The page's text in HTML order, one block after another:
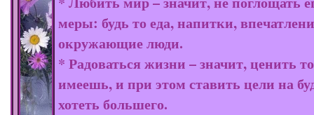
меры: будь то еда, напитки,
окружающие люди.
* Радоваться жизни – значит, ценить
имеешь, и при этом ставить цели на
хотеть большего.